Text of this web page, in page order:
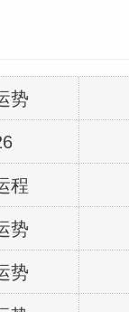
势
程
势
势